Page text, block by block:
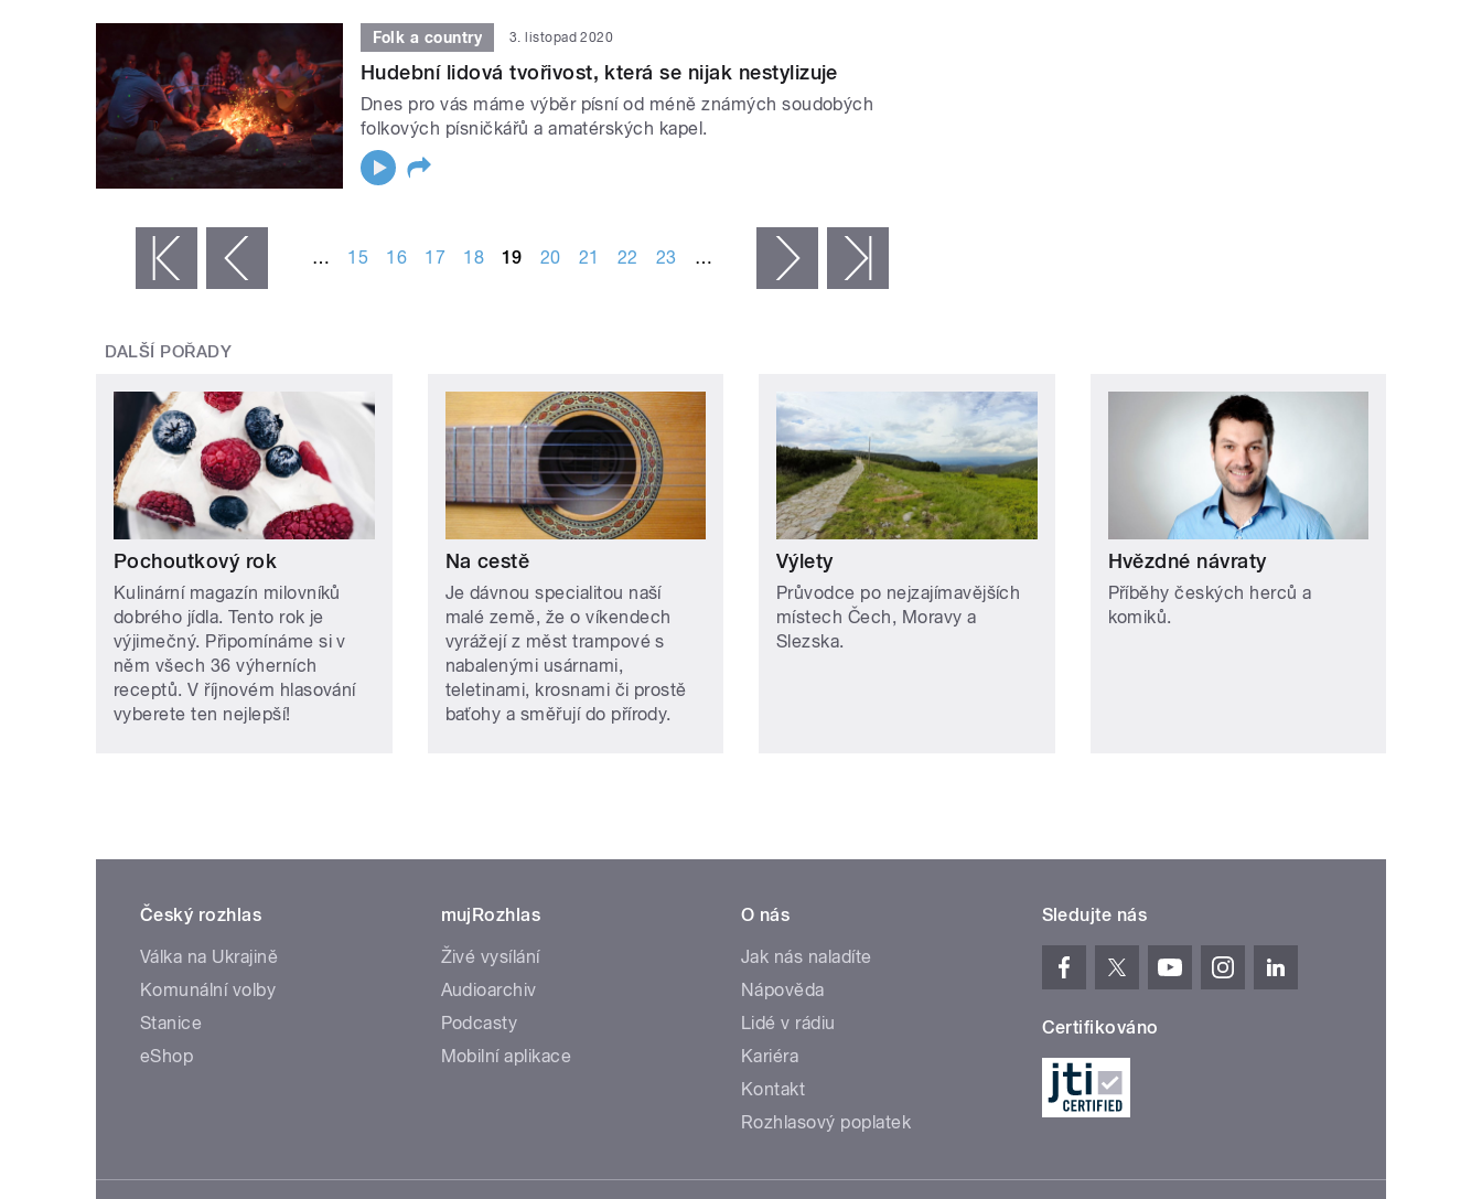
Folk a country 3. listopad 2020
Hudební lidová tvořivost, která se nijak nestylizuje
Dnes pro vás máme výběr písní od méně známých soudobých
folkových písničkářů a amatérských kapel.
‹ předchozí … 15 16 17 18 19 20 21 22 23 … následující ›
DALŠÍ POŘADY
Pochoutkový rok
Kulinární magazín milovníků
dobrého jídla. Tento rok je
výjimečný. Připomínáme si v
něm všech 36 výherních
receptů. V říjnovém hlasování
vyberete ten nejlepší!
Na cestě
Je dávnou specialitou naší
malé země, že o víkendech
vyrážejí z měst trampové s
nabalenými usárnami,
teletinami, krosnami či prostě
baťohy a směřují do přírody.
Výlety
Průvodce po nejzajímavějších
místech Čech, Moravy a
Slezska.
Hvězdné návraty
Příběhy českých herců a
komiků.
Český rozhlas
Válka na Ukrajině
Komunální volby
Stanice
eShop
mujRozhlas
Živé vysílání
Audioarchiv
Podcasty
Mobilní aplikace
O nás
Jak nás naladíte
Nápověda
Lidé v rádiu
Kariéra
Kontakt
Rozhlasový poplatek
Sledujte nás
Certifikováno